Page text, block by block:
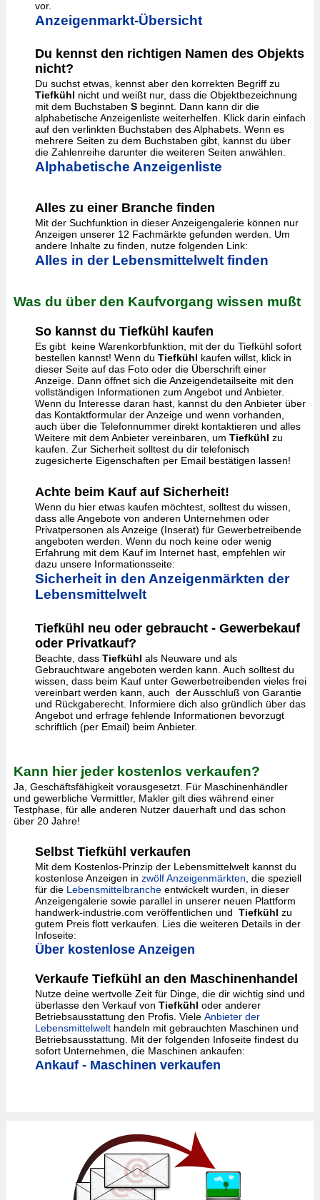
vor.
Anzeigenmarkt-Übersicht
Du kennst den richtigen Namen des Objekts
nicht?
Du suchst etwas, kennst aber den korrekten Begriff zu
Tiefkühl nicht und weißt nur, dass die Objektbezeichnung
mit dem Buchstaben Sbeginnt. Dann kann dir die
alphabetische Anzeigenliste weiterhelfen. Klick darin einfach
auf den verlinkten Buchstaben des Alphabets. Wenn es
mehrere Seiten zu dem Buchstaben gibt, kannst du über
die Zahlenreihe darunter die weiteren Seiten anwählen.
Alphabetische Anzeigenliste
Alles zu einer Branche finden
Mit der Suchfunktion in dieser Anzeigengalerie können nur
Anzeigen unserer 12 Fachmärkte gefunden werden. Um
andere Inhalte zu finden, nutze folgenden Link:
Alles in der Lebensmittelwelt finden
Was du über den Kaufvorgang wissen mußt
So kannst du Tiefkühl kaufen
Es gibt keine Warenkorbfunktion, mit der du Tiefkühl sofort
bestellen kannst! Wenn du Tiefkühl kaufen willst, klick in
dieser Seite auf das Foto oder die Überschrift einer
Anzeige. Dann öffnet sich die Anzeigendetailseite mit den
vollständigen Informationen zum Angebot und Anbieter.
Wenn du Interesse daran hast, kannst du den Anbieter über
das Kontaktformular der Anzeige und wenn vorhanden,
auch über die Telefonnummer direkt kontaktieren und alles
Weitere mit dem Anbieter vereinbaren, um Tiefkühl zu
kaufen. Zur Sicherheit solltest du dir telefonisch
zugesicherte Eigenschaften per Email bestätigen lassen!
Achte beim Kauf auf Sicherheit!
Wenn du hier etwas kaufen möchtest, solltest du wissen,
dass alle Angebote von anderen Unternehmen oder
Privatpersonen als Anzeige (Inserat) für Gewerbetreibende
angeboten werden. Wenn du noch keine oder wenig
Erfahrung mit dem Kauf im Internet hast, empfehlen wir
dazu unsere Informationsseite:
Sicherheit in den Anzeigenmärkten der
Lebensmittelwelt
Tiefkühl neu oder gebraucht - Gewerbekauf
oder Privatkauf?
Beachte, dass Tiefkühl als Neuware und als
Gebrauchtware angeboten werden kann. Auch solltest du
wissen, dass beim Kauf unter Gewerbetreibenden vieles frei
vereinbart werden kann, auch der Ausschluß von Garantie
und Rückgaberecht. Informiere dich also gründlich über das
Angebot und erfrage fehlende Informationen bevorzugt
schriftlich (per Email) beim Anbieter.
Kann hier jeder kostenlos verkaufen?
Ja, Geschäftsfähigkeit vorausgesetzt. Für Maschinenhändler
und gewerbliche Vermittler, Makler gilt dies während einer
Testphase, für alle anderen Nutzer dauerhaft und das schon
über 20 Jahre!
Selbst Tiefkühl verkaufen
Mit dem Kostenlos-Prinzip der Lebensmittelwelt kannst du
kostenlose Anzeigen in zwölf Anzeigenmärkten , die speziell
für die Lebensmittelbrancheentwickelt wurden, in dieser
Anzeigengalerie sowie parallel in unserer neuen Plattform
handwerk-industrie.com veröffentlichen und Tiefkühl zu
gutem Preis flott verkaufen. Lies die weiteren Details in der
Infoseite:
Über kostenlose Anzeigen
Verkaufe Tiefkühl an den Maschinenhandel
Nutze deine wertvolle Zeit für Dinge, die dir wichtig sind und
überlasse den Verkauf von Tiefkühl oder anderer
Betriebsausstattung den Profis. Viele Anbieter der
Lebensmittelwelthandeln mit gebrauchten Maschinen und
Betriebsausstattung. Mit der folgenden Infoseite findest du
sofort Unternehmen, die Maschinen ankaufen:
Ankauf - Maschinen verkaufen